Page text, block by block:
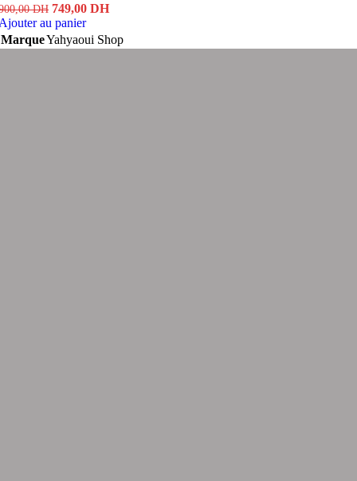
DH Le
prix
initial
était :
749,00 DHLe
actuel
est :
au panier
MarqueYahyaoui Shop